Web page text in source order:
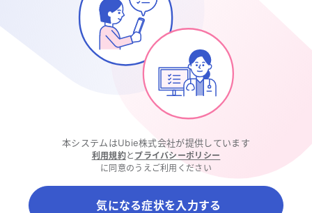
本システムはUbie株式会社が提供しています
利用規約と プライバシーポリシー
に同意のうえご利用ください
気になる症状を入力する